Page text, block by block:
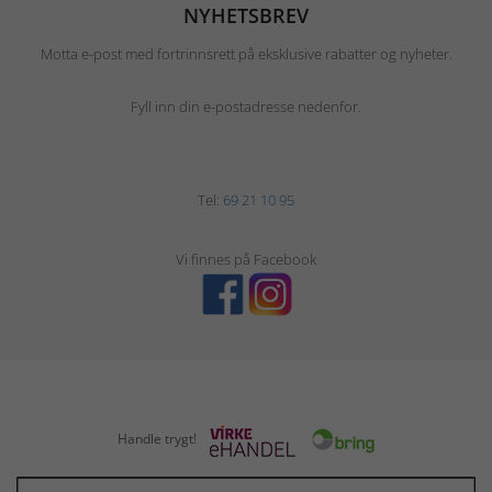
NYHETSBREV
Motta e-post med fortrinnsrett på eksklusive rabatter og nyheter.
Fyll inn din e-postadresse nedenfor.
Tel: 69 21 10 95
Vi finnes på Facebook
Handle trygt!